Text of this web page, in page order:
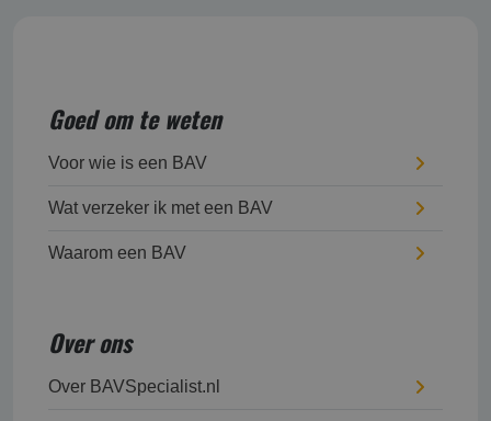
Goed om te weten
Voor wie is een BAV
Wat verzeker ik met een BAV
Waarom een BAV
Over ons
Over BAVSpecialist.nl